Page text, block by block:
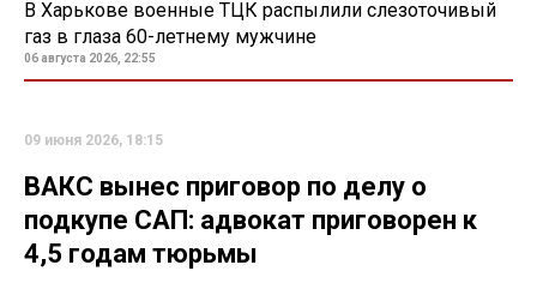
В Харькове военные ТЦК распылили слезоточивый
газ в глаза 60-летнему мужчине
06 августа 2026, 22:55
09 июня 2026, 18:15
ВАКС вынес приговор по делу о
подкупе САП: адвокат приговорен к
4,5 годам тюрьмы